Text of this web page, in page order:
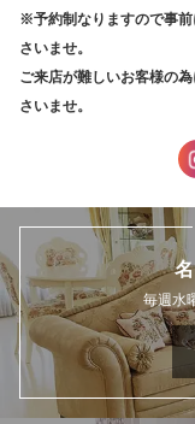
※予約制なりますので事
さいませ。
ご来店が難しいお客様の
さいませ。
毎週水